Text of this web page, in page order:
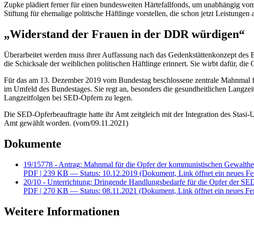
Zupke plädiert ferner für einen bundesweiten Härtefallfonds, um unabhängig
Stiftung für ehemalige politische Häftlinge vorstellen, die schon jetzt Leistungen
„Widerstand der Frauen in der DDR würdigen“
Überarbeitet werden muss ihrer Auffassung nach das Gedenkstättenkonzept
die Schicksale der weiblichen politischen Häftlinge erinnert. Sie wirbt dafür, die
Für das am 13. Dezember 2019 vom Bundestag beschlossene zentrale
im Umfeld des Bundestages. Sie regt an, besonders die gesundheitlichen
Langzeitfolgen bei SED-Opfern zu legen.
Die SED-Opferbeauftragte hatte ihr Amt zeitgleich mit der Integration des
Amt gewählt worden. (vom/09.11.2021)
Dokumente
19/15778 - Antrag: Mahnmal für die Opfer der kommunistischen
PDF | 239 KB — Status: 10.12.2019 (Dokument, Link öffnet ein neues
20/10 - Unterrichtung: Dringende Handlungsbedarfe für die Opfer der
PDF | 270 KB — Status: 08.11.2021 (Dokument, Link öffnet ein neues
Weitere Informationen